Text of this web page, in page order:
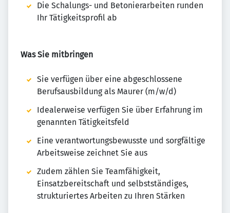
Die Schalungs- und Betonierarbeiten runden
Ihr Tätigkeitsprofil ab
Was Sie mitbringen
Sie verfügen über eine abgeschlossene
Berufsausbildung als Maurer (m/w/d)
Idealerweise verfügen Sie über Erfahrung im
genannten Tätigkeitsfeld
Eine verantwortungsbewusste und sorgfältige
Arbeitsweise zeichnet Sie aus
Zudem zählen Sie Teamfähigkeit,
Einsatzbereitschaft und selbstständiges,
strukturiertes Arbeiten zu Ihren Stärken